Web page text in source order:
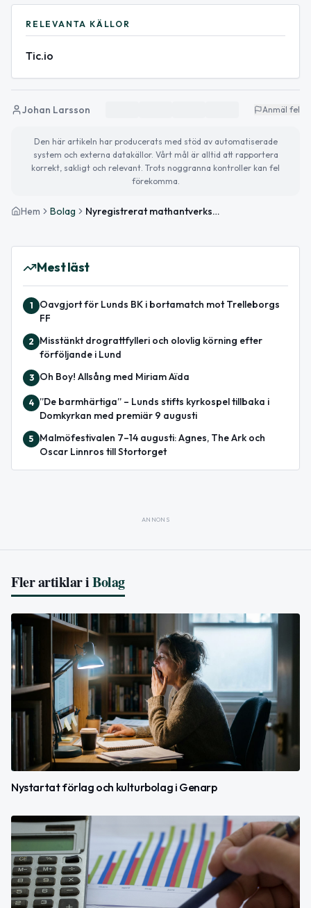
RELEVANTA KÄLLOR
Tic.io
Johan Larsson Anmäl fel
Den här artikeln har producerats med stöd av automatiserade
system och externa datakällor. Vårt mål är alltid att rapportera
korrekt, sakligt och relevant. Trots noggranna kontroller kan fel
förekomma.
Hem Bolag Nyregistrerat mathantverksbolag i Lund erbjuder utbildning
Mest läst
1
Oavgjort för Lunds BK i bortamatch mot Trelleborgs
FF
2
Misstänkt drograttfylleri och olovlig körning efter
förföljande i Lund
3 Oh Boy! Allsång med Miriam Aïda
4
”De barmhärtiga” – Lunds stifts kyrkospel tillbaka i
Domkyrkan med premiär 9 augusti
5
Malmöfestivalen 7–14 augusti: Agnes, The Ark och
Oscar Linnros till Stortorget
ANNONS
Fler artiklar iBolag
Nystartat förlag och kulturbolag i Genarp